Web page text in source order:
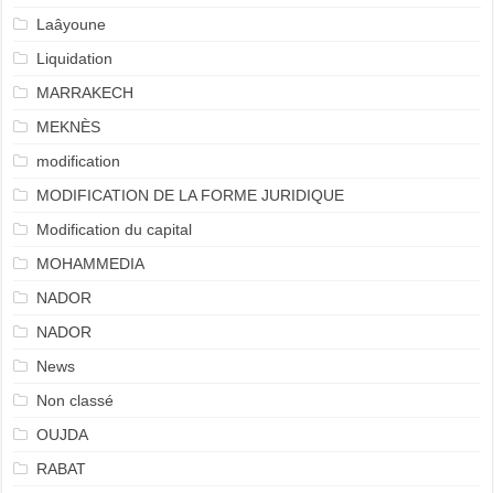
Laâyoune
Liquidation
MARRAKECH
MEKNÈS
modification
MODIFICATION DE LA FORME JURIDIQUE
Modification du capital
MOHAMMEDIA
NADOR
NADOR
News
Non classé
OUJDA
RABAT